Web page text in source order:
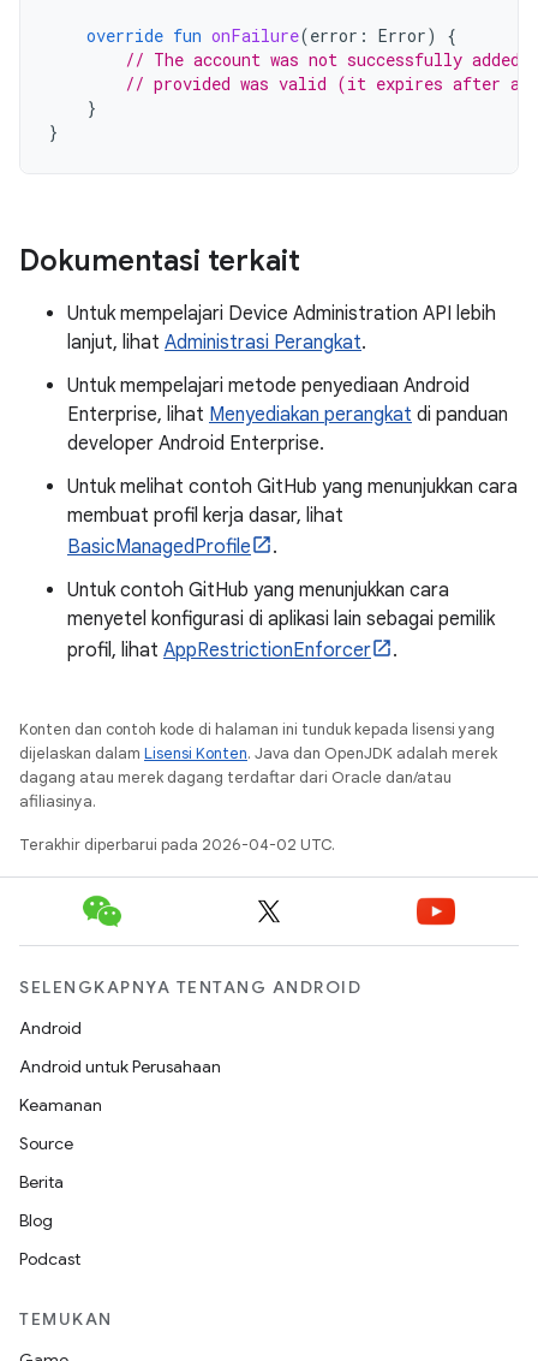
override fun onFailure(error : Error)
{
// The account was not successfully
// provided was valid (it expires after a
}
}
Dokumentasi terkait
Untuk mempelajari Device Administration API lebih
lanjut, lihat Administrasi Perangkat.
Untuk mempelajari metode penyediaan Android
Enterprise, lihat Menyediakan perangkat di panduan
developer Android Enterprise.
Untuk melihat contoh GitHub yang menunjukkan cara
membuat profil kerja dasar, lihat
BasicManagedProfile
.
Untuk contoh GitHub yang menunjukkan cara
menyetel konfigurasi di aplikasi lain sebagai pemilik
profil, lihat AppRestrictionEnforcer .
Konten dan contoh kode di halaman ini tunduk kepada lisensi yang
dijelaskan dalam Lisensi Konten. Java dan OpenJDK adalah merek
dagang atau merek dagang terdaftar dari Oracle dan/atau
afiliasinya.
Terakhir diperbarui pada 2026-04-02 UTC.
SELENGKAPNYA TENTANG ANDROID
Android
Android untuk Perusahaan
Keamanan
Source
Berita
Blog
Podcast
TEMUKAN